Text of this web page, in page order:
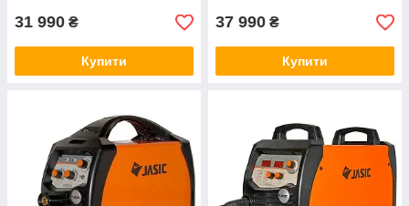
31 990 ₴
Купити
37 990 ₴
Купити